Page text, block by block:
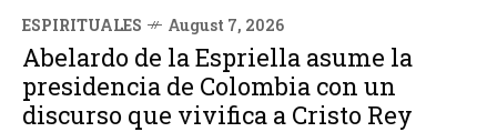
ESPIRITUALES August 7, 2026
Abelardo de la Espriella asume la
presidencia de Colombia con un
discurso que vivifica a Cristo Rey